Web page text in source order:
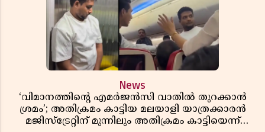
News
‘വിമാനത്തിൻ്റെ എമർജൻസി വാതിൽ തുറക്കാൻ
ശ്രമം’; അതിക്രമം കാട്ടിയ മലയാളി യാത്രക്കാരൻ
മജിസ്ട്രേറ്റിന് മുന്നിലും അതിക്രമം കാട്ടിയെന്ന്